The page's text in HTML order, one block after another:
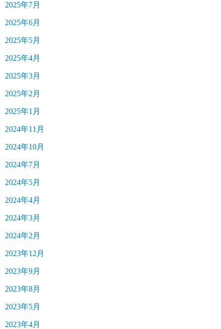
2025年7月
2025年6月
2025年5月
2025年4月
2025年3月
2025年2月
2025年1月
2024年11月
2024年10月
2024年7月
2024年5月
2024年4月
2024年3月
2024年2月
2023年12月
2023年9月
2023年8月
2023年5月
2023年4月